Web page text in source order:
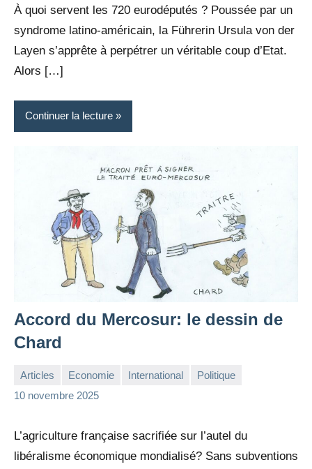
À quoi servent les 720 eurodéputés ? Poussée par un
syndrome latino-américain, la Führerin Ursula von der
Layen s’apprête à perpétrer un véritable coup d’Etat.
Alors […]
Continuer la lecture
Accord du Mercosur: le dessin de
Chard
Articles Economie International
Politique
10 novembre 2025
la
Aucun
L’agriculture française sacrifiée sur l’autel du
libéralisme économique mondialisé? Sans subventions